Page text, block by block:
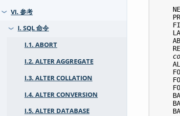
❯ VI. 参考
❯
I. SQL 命令
I.1. ABORT
I.2. ALTER AGGREGATE
I.3. ALTER COLLATION
I.4. ALTER CONVERSION
I.5. ALTER DATABASE